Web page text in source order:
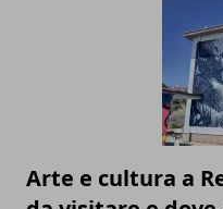
Arte e cultura a